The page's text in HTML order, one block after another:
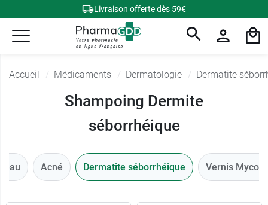
Livraison offerte dès 59€
Accueil Médicaments Dermatologie Dermatite
Shampoing Dermite
séborrhéique
Acné Dermatite séborrhéique Vernis